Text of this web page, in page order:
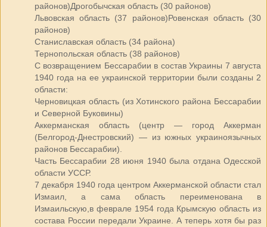
районов)Дрогобычская область (30 районов)
Львовская область (37 районов)Ровенская область (30
районов)
Станиславская область (34 района)
Тернопольская область (38 районов)
С возвращением Бессарабии в состав Украины 7 августа
1940 года на ее украинской территории были созданы 2
области:
Черновицкая область (из Хотинского района Бессарабии
и Северной Буковины)
Аккерманская область (центр — город Аккерман
(Белгород-Днестровский) — из южных украиноязычных
районов Бессарабии).
Часть Бессарабии 28 июня 1940 была отдана Одесской
области УССР.
7 декабря 1940 года центром Аккерманской области стал
Измаил, а сама область переименована в
Измаильскую,в феврале 1954 года Крымскую область из
состава России передали Украине. А теперь хотя бы раз